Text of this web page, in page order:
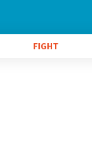
FIGHT